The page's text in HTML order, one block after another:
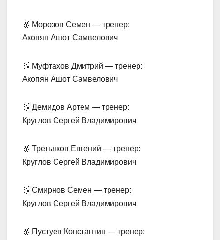
🥉 Морозов Семен — тренер:
Акопян Ашот Самвелович
🥉 Муфтахов Дмитрий — тренер:
Акопян Ашот Самвелович
🥉 Демидов Артем — тренер:
Круглов Сергей Владимирович
🥉 Третьяков Евгений — тренер:
Круглов Сергей Владимирович
🥉 Смирнов Семен — тренер:
Круглов Сергей Владимирович
🥉 Пустуев Константин — тренер: